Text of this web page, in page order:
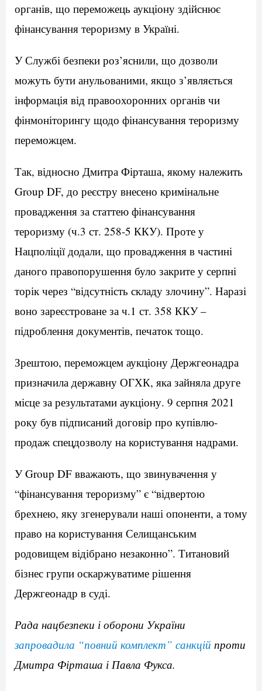
органів, що переможець аукціону здійснює
фінансування тероризму в Україні.
У Службі безпеки роз’яснили, що дозволи
можуть бути анульованими, якщо з’являється
інформація від правоохоронних органів чи
фінмоніторингу щодо фінансування тероризму
переможцем.
Так, відносно Дмитра Фірташа, якому належить
Group DF, до реєстру внесено кримінальне
провадження за статтею фінансування
тероризму (ч.3 ст. 258-5 ККУ). Проте у
Нацполіції додали, що провадження в частині
даного правопорушення було закрите у серпні
торік через “відсутність складу злочину”. Наразі
воно зареєстроване за ч.1 ст. 358 ККУ –
підроблення документів, печаток тощо.
Зрештою, переможцем аукціону Держгеонадра
призначила державну ОГХК, яка зайняла друге
місце за результатами аукціону. 9 серпня 2021
року був підписаний договір про купівлю-
продаж спецдозволу на користування надрами.
У Group DF вважають, що звинувачення у
“фінансування тероризму” є “відвертою
брехнею, яку згенерували наші опоненти, а тому
право на користування Селищанським
родовищем відібрано незаконно”. Титановий
бізнес групи оскаржуватиме рішення
Держгеонадр в суді.
Рада нацбезпеки і оборони України
запровадила “повний комплект” санкцій проти
Дмитра Фірташа і Павла Фукса.